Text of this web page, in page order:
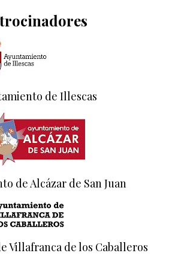
de Illescas
de Alcázar de San Juan
Villafranca de los Caballeros